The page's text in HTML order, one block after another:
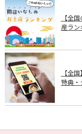
【全
産ラ
【全
特典・